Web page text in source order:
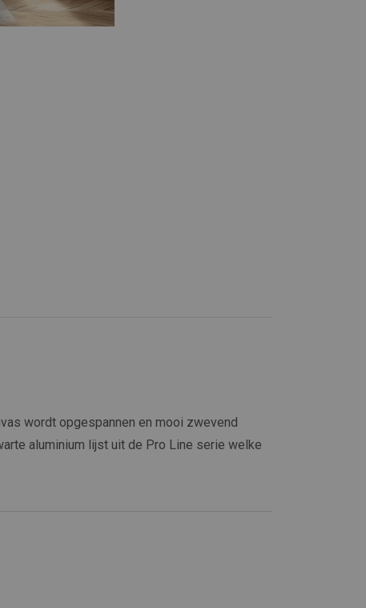
wordt opgespannen en mooi zwevend
aluminium lijst uit de Pro Line serie welke